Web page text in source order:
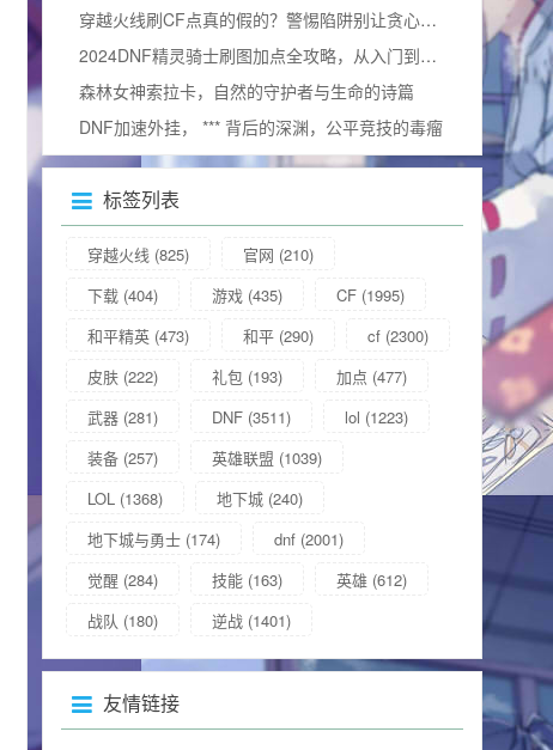
穿越火线刷CF点真的假的？警惕陷阱别让贪心毁掉游戏体验
2024DNF精灵骑士刷图加点全攻略，从入门到精通，打造一线输出（附加点图）
森林女神索拉卡，自然的守护者与生命的诗篇
DNF加速外挂， *** 背后的深渊，公平竞技的毒瘤
标签列表
穿越火线 (825) 官网 (210)
下载 (404) 游戏 (435) CF (1995)
和平精英 (473) 和平 (290) cf (2300)
皮肤 (222) 礼包 (193) 加点 (477)
武器 (281) DNF (3511) lol (1223)
装备 (257) 英雄联盟 (1039)
LOL (1368) 地下城 (240)
地下城与勇士 (174) dnf (2001)
觉醒 (284) 技能 (163) 英雄 (612)
战队 (180) 逆战 (1401)
友情链接